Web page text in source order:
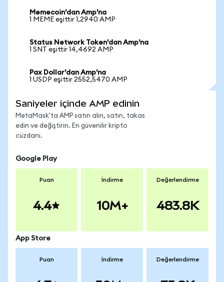
Memecoin'dan Amp'na
1 MEME eşittir 1,2940 AMP
Status Network Token'dan Amp'na
1 SNT eşittir 14,4692 AMP
Pax Dollar'dan Amp'na
1 USDP eşittir 2552,5470 AMP
Saniyeler içinde AMP edinin
MetaMask'ta AMP satın alın, satın, takas
edin ve değiştirin. En güvenilir kripto
cüzdanı.
Google Play
Puan
4.4
İndirme
10M+
Değerlendirme
483.8K
App Store
Puan İndirme Değerlendirme